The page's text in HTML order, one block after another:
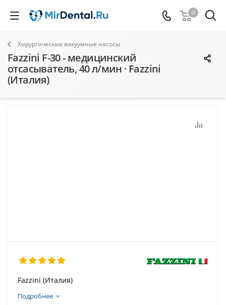
0
Хирургические вакуумные насосы
Fazzini F-30 - медицинский
отсасыватель, 40 л/мин · Fazzini
(Италия)
Fazzini (Италия)
Подробнее